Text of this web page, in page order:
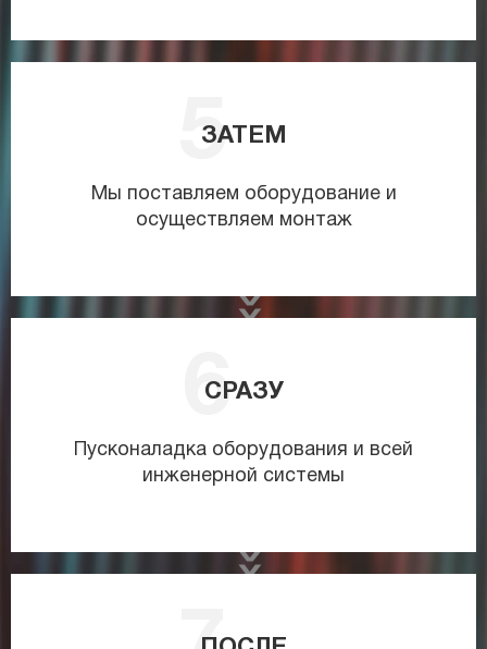
ЗАТЕМ
Мы поставляем оборудование и
осуществляем монтаж
СРАЗУ
Пусконаладка оборудования и всей
инженерной системы